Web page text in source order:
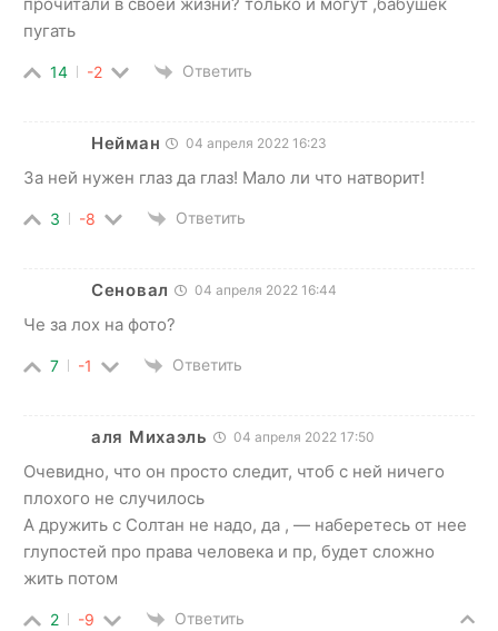
пугать
14 -2 Ответить
Нейман 04 апреля 2022 16:23
За ней нужен глаз да глаз! Мало ли что натворит!
3 -8 Ответить
Сеновал 04 апреля 2022 16:44
Че за лох на фото?
7 -1 Ответить
аля Михаэль 04 апреля 2022 17:50
Очевидно, что он просто следит, чтоб с ней ничего
плохого не случилось
А дружить с Солтан не надо, да , — наберетесь от нее
глупостей про права человека и пр, будет сложно
жить потом
2 -9 Ответить